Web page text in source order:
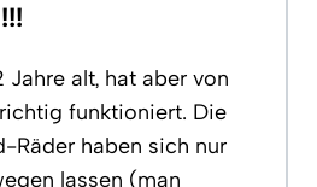
Jahre alt, hat aber von
funktioniert. Die
Räder haben sich nur
lassen (man